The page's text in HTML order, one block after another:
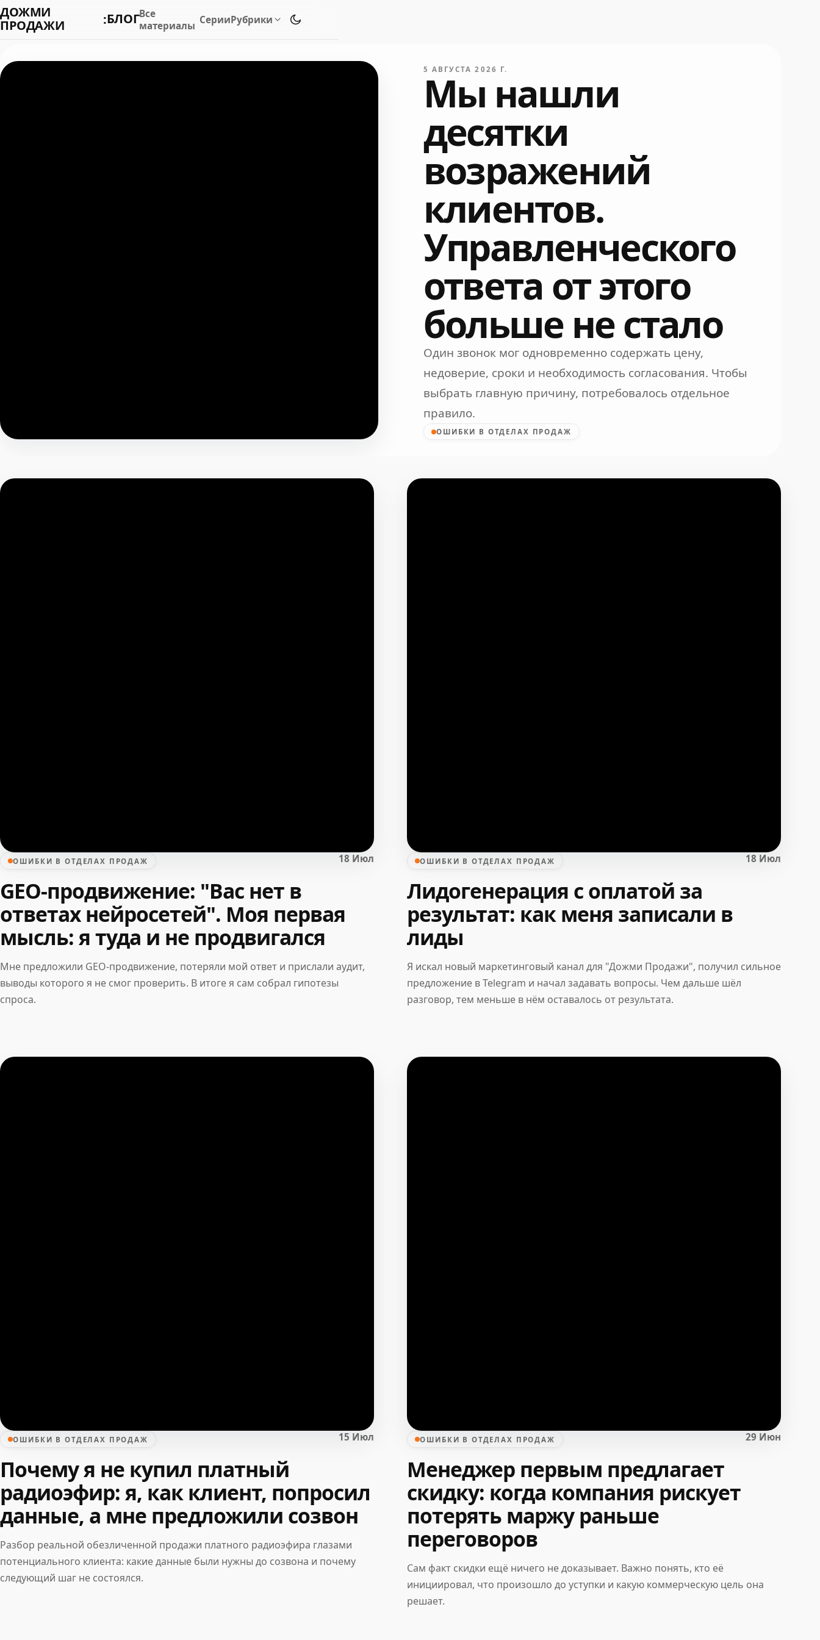
ДОЖМИ
ПРОДАЖИ
:БЛОГВсе
материалы СерииРубрики Переключить тему оформления
Ошибки в отделах продаж 5 АВГУСТА 2026 Г.
Мы нашли
десятки
возражений
клиентов.
Управленческого
ответа от этого
больше не стало
Один звонок мог одновременно содержать цену,
недоверие, сроки и необходимость согласования. Чтобы
выбрать главную причину, потребовалось отдельное
правило.
ОШИБКИ В ОТДЕЛАХ ПРОДАЖ
ОШИБКИ В ОТДЕЛАХ ПРОДАЖ 18 Июл
GEO-продвижение: "Вас нет в
ответах нейросетей". Моя первая
мысль: я туда и не продвигался
Мне предложили GEO-продвижение, потеряли мой ответ и прислали аудит,
выводы которого я не смог проверить. В итоге я сам собрал гипотезы
спроса.
ОШИБКИ В ОТДЕЛАХ ПРОДАЖ 18 Июл
Лидогенерация с оплатой за
результат: как меня записали в
лиды
Я искал новый маркетинговый канал для "Дожми Продажи", получил сильное
предложение в Telegram и начал задавать вопросы. Чем дальше шёл
разговор, тем меньше в нём оставалось от результата.
ОШИБКИ В ОТДЕЛАХ ПРОДАЖ 15 Июл
Почему я не купил платный
радиоэфир: я, как клиент, попросил
данные, а мне предложили созвон
Разбор реальной обезличенной продажи платного радиоэфира глазами
потенциального клиента: какие данные были нужны до созвона и почему
следующий шаг не состоялся.
ОШИБКИ В ОТДЕЛАХ ПРОДАЖ 29 Июн
Менеджер первым предлагает
скидку: когда компания рискует
потерять маржу раньше
переговоров
Сам факт скидки ещё ничего не доказывает. Важно понять, кто её
инициировал, что произошло до уступки и какую коммерческую цель она
решает.